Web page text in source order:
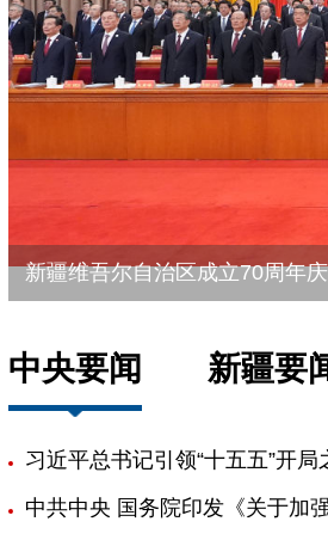
中央要闻 新疆要
习近平总书记引领“十五五”开
中共中央 国务院印发《关于加